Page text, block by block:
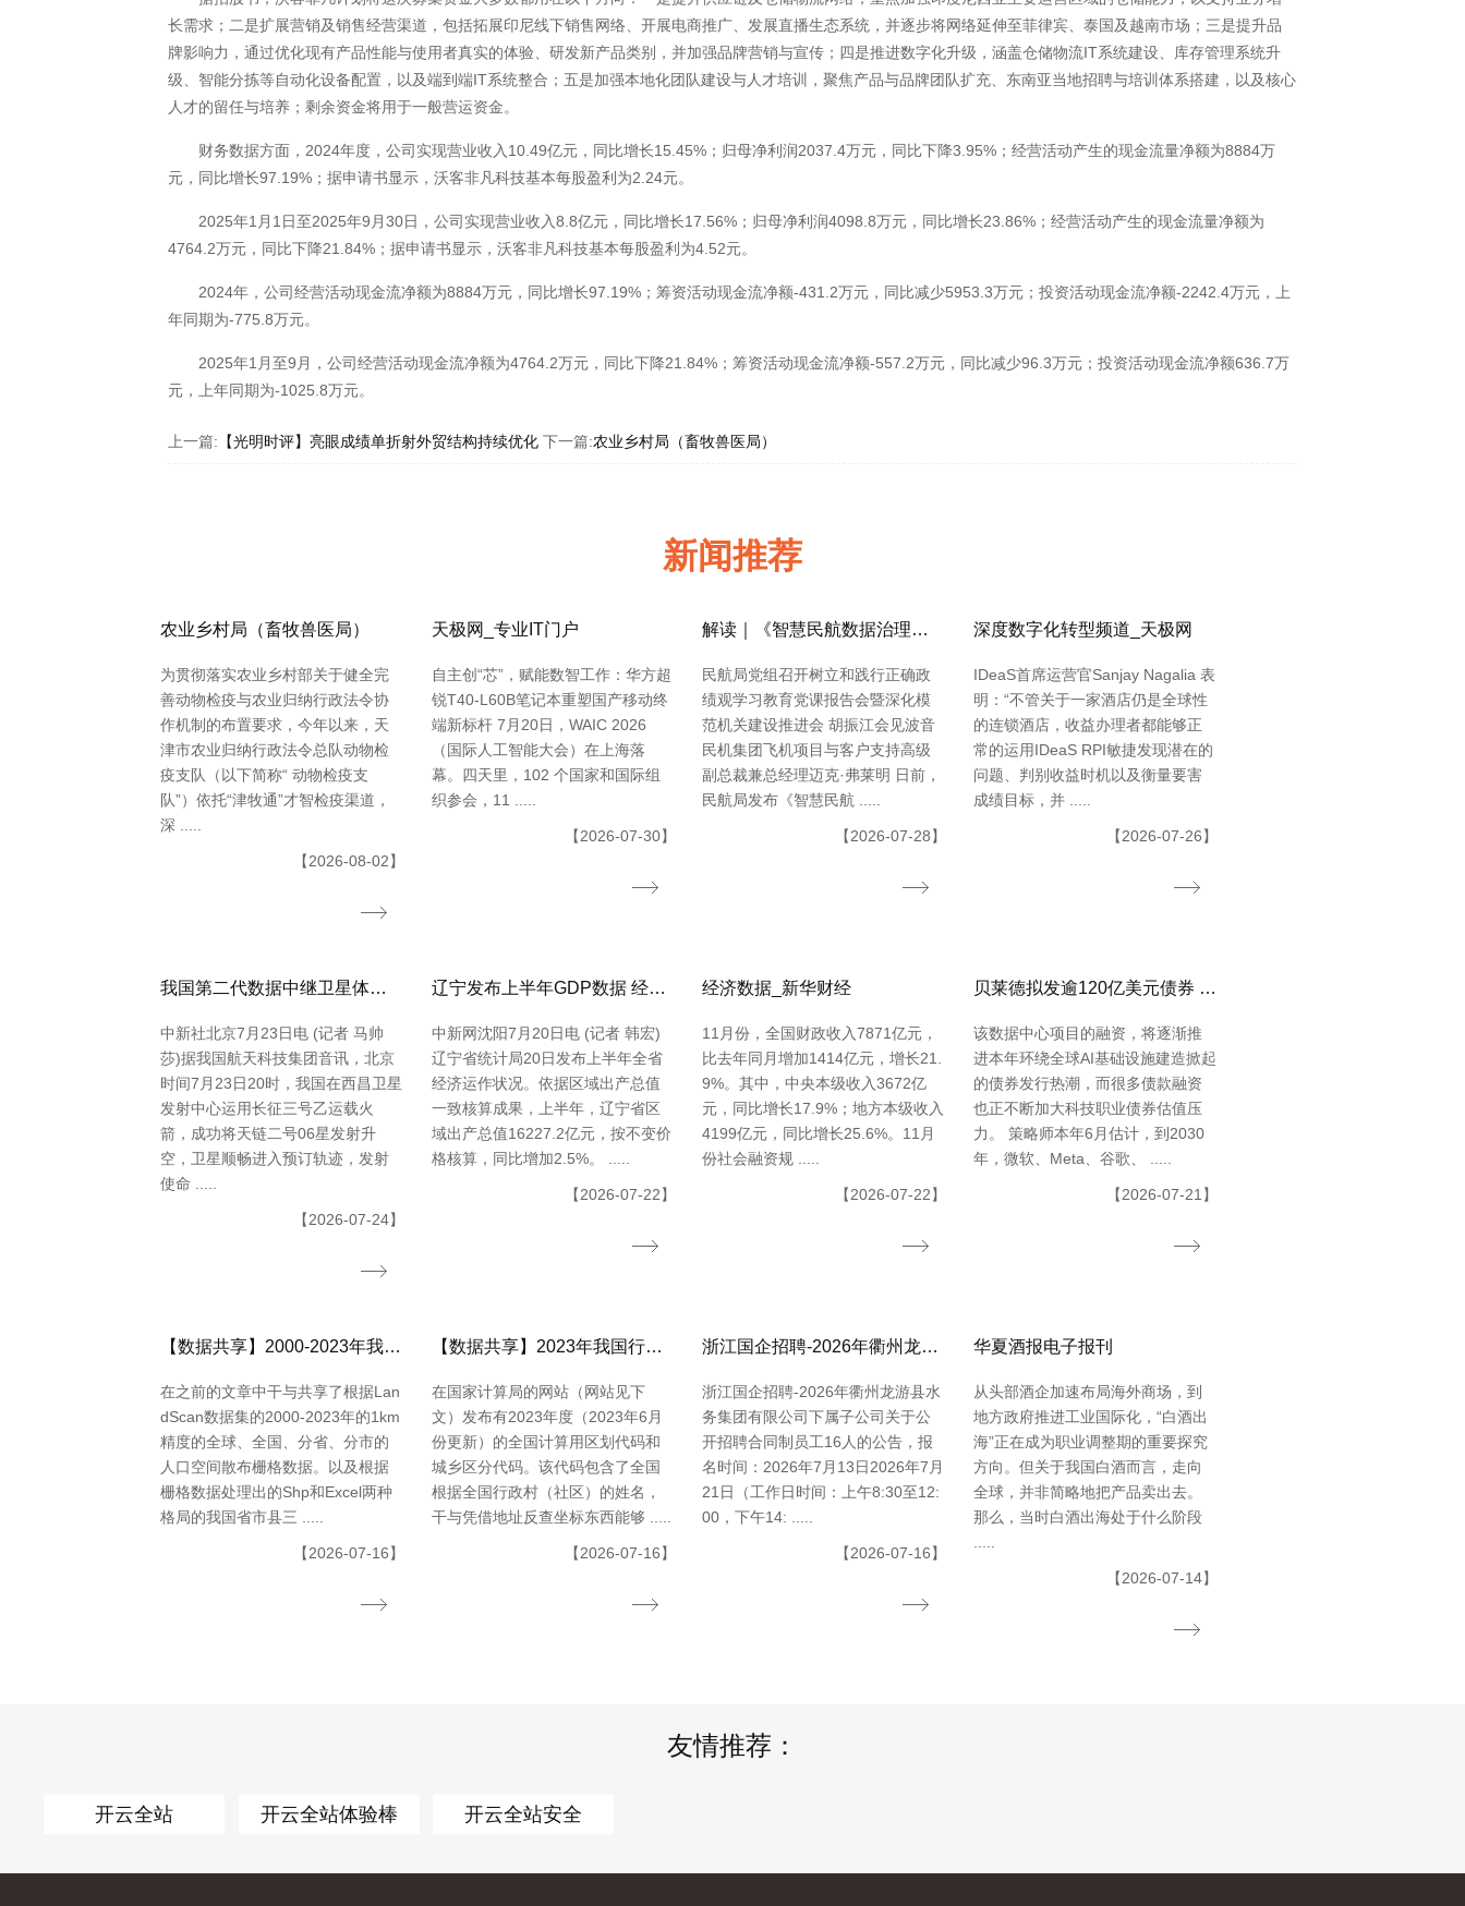
长需求；二是扩展营销及销售经营渠道，包括拓展印尼线下销售网络、开展电商推广、发展直播生态系统，并逐步将网络延伸至菲律宾、泰国及越南市场；三是提升品
牌影响力，通过优化现有产品性能与使用者真实的体验、研发新产品类别，并加强品牌营销与宣传；四是推进数字化升级，涵盖仓储物流IT系统建设、库存管理系统升
级、智能分拣等自动化设备配置，以及端到端IT系统整合；五是加强本地化团队建设与人才培训，聚焦产品与品牌团队扩充、东南亚当地招聘与培训体系搭建，以及核心
人才的留任与培养；剩余资金将用于一般营运资金。
财务数据方面，2024年度，公司实现营业收入10.49亿元，同比增长15.45%；归母净利润2037.4万元，同比下降3.95%；经营活动产生的现金流量净额为8884万
元，同比增长97.19%；据申请书显示，沃客非凡科技基本每股盈利为2.24元。
2025年1月1日至2025年9月30日，公司实现营业收入8.8亿元，同比增长17.56%；归母净利润4098.8万元，同比增长23.86%；经营活动产生的现金流量净额为
4764.2万元，同比下降21.84%；据申请书显示，沃客非凡科技基本每股盈利为4.52元。
2024年，公司经营活动现金流净额为8884万元，同比增长97.19%；筹资活动现金流净额-431.2万元，同比减少5953.3万元；投资活动现金流净额-2242.4万元，上
年同期为-775.8万元。
2025年1月至9月，公司经营活动现金流净额为4764.2万元，同比下降21.84%；筹资活动现金流净额-557.2万元，同比减少96.3万元；投资活动现金流净额636.7万
元，上年同期为-1025.8万元。
上一篇: 【光明时评】亮眼成绩单折射外贸结构持续优化 下一篇:农业乡村局（畜牧兽医局）
新闻推荐
农业乡村局（畜牧兽医局）
为贯彻落实农业乡村部关于健全完
善动物检疫与农业归纳行政法令协
作机制的布置要求，今年以来，天
津市农业归纳行政法令总队动物检
疫支队（以下简称“ 动物检疫支
队”）依托“津牧通”才智检疫渠道，
深 .....
【2026-08-02】
天极网_专业IT门户
自主创“芯”，赋能数智工作：华方超
锐T40-L60B笔记本重塑国产移动终
端新标杆 7月20日，WAIC 2026
（国际人工智能大会）在上海落
幕。四天里，102 个国家和国际组
织参会，11 .....
【2026-07-30】
解读｜《智慧民航数据治理典型实践案例
民航局党组召开树立和践行正确政
绩观学习教育党课报告会暨深化模
范机关建设推进会 胡振江会见波音
民机集团飞机项目与客户支持高级
副总裁兼总经理迈克·弗莱明 日前，
民航局发布《智慧民航 .....
【2026-07-28】
深度数字化转型频道_天极网
IDeaS首席运营官Sanjay Nagalia 表
明：“不管关于一家酒店仍是全球性
的连锁酒店，收益办理者都能够正
常的运用IDeaS RPI敏捷发现潜在的
问题、判别收益时机以及衡量要害
成绩目标，并 .....
【2026-07-26】
我国第二代数据中继卫星体系再添新成员
中新社北京7月23日电 (记者 马帅
莎)据我国航天科技集团音讯，北京
时间7月23日20时，我国在西昌卫星
发射中心运用长征三号乙运载火
箭，成功将天链二号06星发射升
空，卫星顺畅进入预订轨迹，发射
使命 .....
【2026-07-24】
辽宁发布上半年GDP数据 经济运转整体平稳
中新网沈阳7月20日电 (记者 韩宏)
辽宁省统计局20日发布上半年全省
经济运作状况。依据区域出产总值
一致核算成果，上半年，辽宁省区
域出产总值16227.2亿元，按不变价
格核算，同比增加2.5%。 .....
【2026-07-22】
经济数据_新华财经
11月份，全国财政收入7871亿元，
比去年同月增加1414亿元，增长21.
9%。其中，中央本级收入3672亿
元，同比增长17.9%；地方本级收入
4199亿元，同比增长25.6%。11月
份社会融资规 .....
【2026-07-22】
贝莱德拟发逾120亿美元债券 为Meta得州数据中心供给融资
该数据中心项目的融资，将逐渐推
进本年环绕全球AI基础设施建造掀起
的债券发行热潮，而很多债款融资
也正不断加大科技职业债券估值压
力。 策略师本年6月估计，到2030
年，微软、Meta、谷歌、 .....
【2026-07-21】
【数据共享】2000-2023年我国城镇人口数量数据（免费获取ShpExcel格局）
在之前的文章中干与共享了根据Lan
dScan数据集的2000-2023年的1km
精度的全球、全国、分省、分市的
人口空间散布栅格数据。以及根据
栅格数据处理出的Shp和Excel两种
格局的我国省市县三 .....
【2026-07-16】
【数据共享】2023年我国行政村（社区）点位数据（免费获取shpexcel格局）
在国家计算局的网站（网站见下
文）发布有2023年度（2023年6月
份更新）的全国计算用区划代码和
城乡区分代码。该代码包含了全国
根据全国行政村（社区）的姓名，
干与凭借地址反查坐标东西能够 .....
【2026-07-16】
浙江国企招聘-2026年衢州龙游县水务集团有限公司下属子公司关于公开招聘合同制员工16人的公告
浙江国企招聘-2026年衢州龙游县水
务集团有限公司下属子公司关于公
开招聘合同制员工16人的公告，报
名时间：2026年7月13日2026年7月
21日（工作日时间：上午8:30至12:
00，下午14: .....
【2026-07-16】
华夏酒报电子报刊
从头部酒企加速布局海外商场，到
地方政府推进工业国际化，“白酒出
海”正在成为职业调整期的重要探究
方向。但关于我国白酒而言，走向
全球，并非简略地把产品卖出去。
那么，当时白酒出海处于什么阶段
【2026-07-14】
友情推荐：
开云全站 开云全站体验棒 开云全站安全